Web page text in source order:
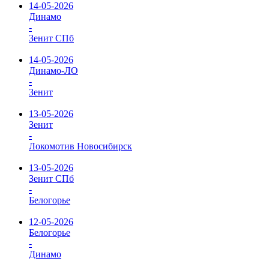
14-05-2026
Динамо
-
Зенит СПб
14-05-2026
Динамо-ЛО
-
Зенит
13-05-2026
Зенит
-
Локомотив Новосибирск
13-05-2026
Зенит СПб
-
Белогорье
12-05-2026
Белогорье
-
Динамо